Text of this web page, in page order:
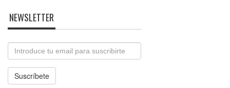
NEWSLETTER
Email
Suscríbete